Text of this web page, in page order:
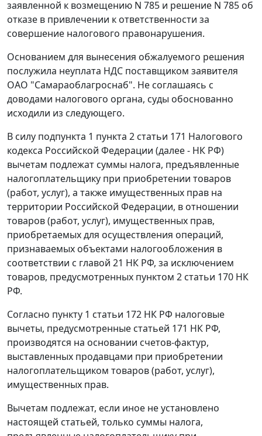
заявленной к возмещению N 785 и решение N 785 об
отказе в привлечении к ответственности за
совершение налогового правонарушения.
Основанием для вынесения обжалуемого решения
послужила неуплата НДС поставщиком заявителя
ОАО "Самараоблагроснаб". Не соглашаясь с
доводами налогового органа, суды обоснованно
исходили из следующего.
В силу подпункта 1 пункта 2 статьи 171 Налогового
кодекса Российской Федерации (далее - НК РФ)
вычетам подлежат суммы налога, предъявленные
налогоплательщику при приобретении товаров
(работ, услуг), а также имущественных прав на
территории Российской Федерации, в отношении
товаров (работ, услуг), имущественных прав,
приобретаемых для осуществления операций,
признаваемых объектами налогообложения в
соответствии с главой 21 НК РФ, за исключением
товаров, предусмотренных пунктом 2 статьи 170 НК
РФ.
Согласно пункту 1 статьи 172 НК РФ налоговые
вычеты, предусмотренные статьей 171 НК РФ,
производятся на основании счетов-фактур,
выставленных продавцами при приобретении
налогоплательщиком товаров (работ, услуг),
имущественных прав.
Вычетам подлежат, если иное не установлено
настоящей статьей, только суммы налога,